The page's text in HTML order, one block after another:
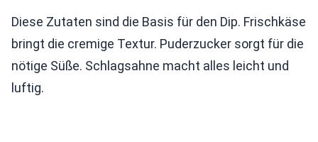
Diese Zutaten sind die Basis für den Dip. Frischkäse
bringt die cremige Textur. Puderzucker sorgt für die
nötige Süße. Schlagsahne macht alles leicht und
luftig.